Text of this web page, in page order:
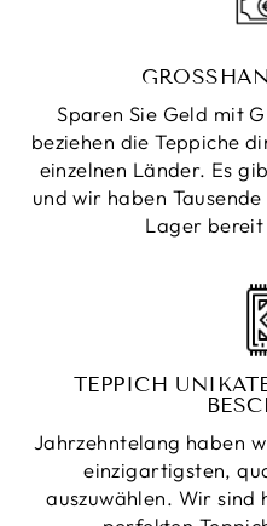
Sparen Sie Geld mit
beziehen die Teppiche
einzelnen Länder. Es
und wir haben
Lager bereit
TEPPICH
Jahrzehntelang haben
einzigartigsten,
auszuwählen. Wir